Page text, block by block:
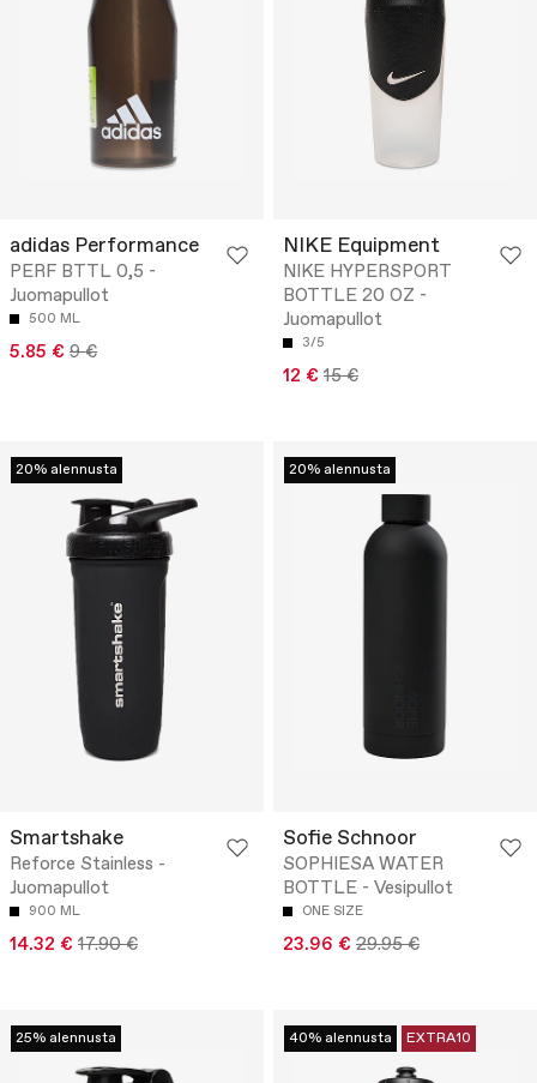
adidas Performance
PERF BTTL 0,5 -
Juomapullot
500 ML
5.85 € 9 €
NIKE Equipment
NIKE HYPERSPORT
BOTTLE 20 OZ -
Juomapullot
3/5
12 € 15 €
20% alennusta
Smartshake
Reforce Stainless -
Juomapullot
900 ML
14.32 € 17.90 €
20% alennusta
Sofie Schnoor
SOPHIESA WATER
BOTTLE - Vesipullot
ONE SIZE
23.96 € 29.95 €
25% alennusta 40% alennusta EXTRA10